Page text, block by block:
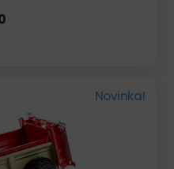
Novinka!